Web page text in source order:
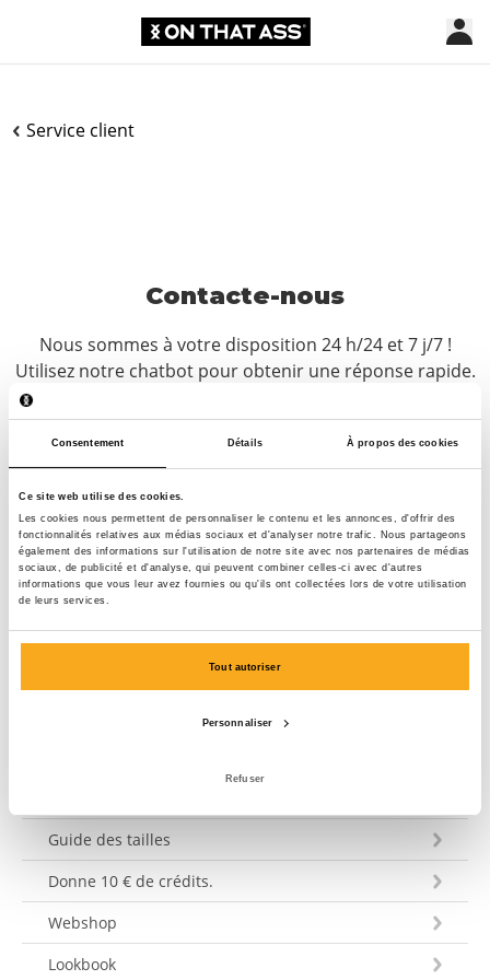
Consentement Détails À propos des cookies
Ce site web utilise des cookies.
Les cookies nous permettent de personnaliser le contenu et les annonces, d'offrir des
fonctionnalités relatives aux médias sociaux et d'analyser notre trafic. Nous partageons
également des informations sur l'utilisation de notre site avec nos partenaires de médias
sociaux, de publicité et d'analyse, qui peuvent combiner celles-ci avec d'autres
informations que vous leur avez fournies ou qu'ils ont collectées lors de votre utilisation
de leurs services.
Tout autoriser
Personnaliser
Refuser
Service client
Contacte-nous
Nous sommes à votre disposition 24 h/24 et 7 j/7 !
Utilisez notre chatbot pour obtenir une réponse rapide.
Cliquez sur « Nous contacter », sélectionnez votre type
d’abonnement et posez votre question. Vous pouvez
également nous joindre à l’adresse hello-
fr@onthatass.com. Nous nous efforçons de répondre à
votre question dans les 3 jours ouvrables. Tel: +31 73
303 41 75 (lun–ven, 09:00–12:00).
Envoyer un message
Guide des tailles
Donne 10 € de crédits.
Webshop
Lookbook